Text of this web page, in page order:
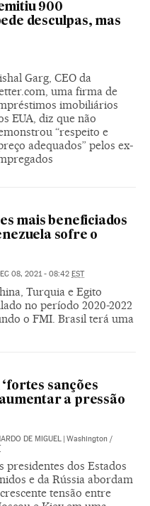
900
desculpas, mas
Garg, CEO da
uma firma de
imobiliários
EUA, diz que não
“respeito e
adequados” pelos ex-
mais beneficiados
sofre o
08, 2021 - 08:42 EST
Turquia e Egito
no período 2020-2022
o FMI. Brasil terá uma
sanções
aumentar a pressão
DE MIGUEL | Washington /
presidentes dos Estados
e da Rússia abordam
tensão entre